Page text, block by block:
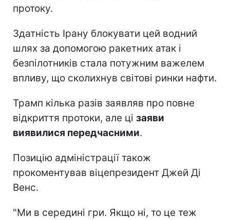
протоку.
Здатність Ірану блокувати цей водний
шлях за допомогою ракетних атак і
безпілотників стала потужним важелем
впливу, що сколихнув світові ринки нафти.
Трамп кілька разів заявляв про повне
відкриття протоки, але ці заяви
виявилися передчасними.
Позицію адміністрації також
прокоментував віцепрезидент Джей Ді
Венс.
"Ми в середині гри. Якщо ні, то це теж